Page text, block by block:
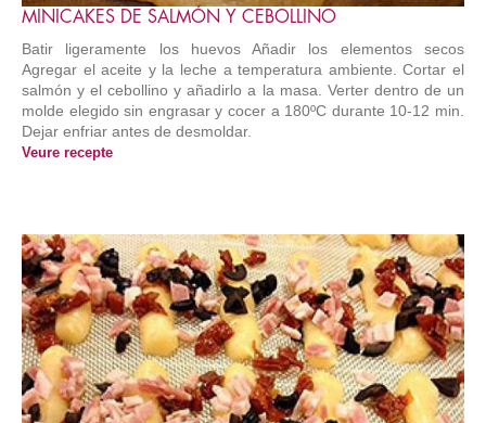
MINICAKES DE SALMÓN Y CEBOLLINO
Batir ligeramente los huevos Añadir los elementos secos
Agregar el aceite y la leche a temperatura ambiente. Cortar el
salmón y el cebollino y añadirlo a la masa. Verter dentro de un
molde elegido sin engrasar y cocer a 180ºC durante 10-12 min.
Dejar enfriar antes de desmoldar.
Veure recepte